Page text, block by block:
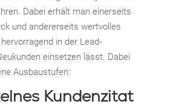
Dabei erhält man einerseits
und andererseits wertvolles
in der Lead-
einsetzen lässt. Dabei
Ausbaustufen:
Kundenzitat